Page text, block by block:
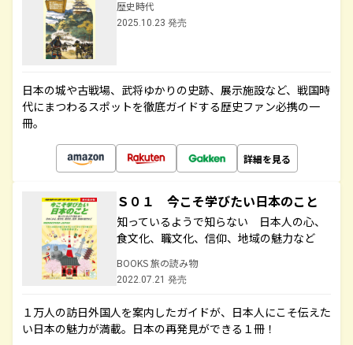
歴史時代
2025.10.23 発売
日本の城や古戦場、武将ゆかりの史跡、展示施設など、戦国時
代にまつわるスポットを徹底ガイドする歴史ファン必携の一
冊。
詳細を見る
Ｓ０１ 今こそ学びたい日本のこと
知っているようで知らない 日本人の心、
食文化、職文化、信仰、地域の魅力など
BOOKS 旅の読み物
2022.07.21 発売
１万人の訪日外国人を案内したガイドが、日本人にこそ伝えた
い日本の魅力が満載。日本の再発見ができる１冊！